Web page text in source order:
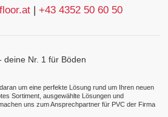
| +43 4352 50 60 50
um eine perfekte Lösung rund um Ihren neuen
Sortiment, ausgewählte Lösungen und
uns zum Ansprechpartner für PVC der Firma